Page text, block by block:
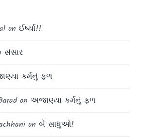
on ઈર્ષ્યા!!
સંસાર
કર્મનું ફળ
on અજાણ્યા કર્મનું ફળ
on બે સાધુઓ!